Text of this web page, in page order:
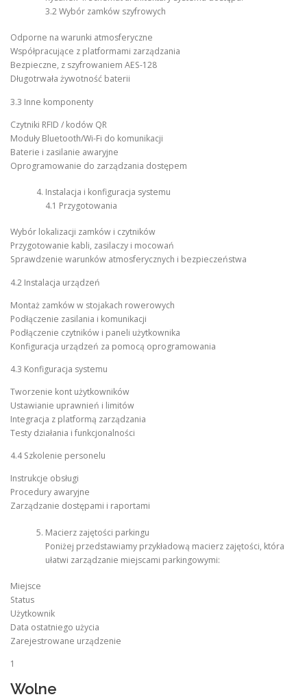
3.2 Wybór zamków szyfrowych
Odporne na warunki atmosferyczne
Współpracujące z platformami zarządzania
Bezpieczne, z szyfrowaniem AES-128
Długotrwała żywotność baterii
3.3 Inne komponenty
Czytniki RFID / kodów QR
Moduły Bluetooth/Wi-Fi do komunikacji
Baterie i zasilanie awaryjne
Oprogramowanie do zarządzania dostępem
Instalacja i konfiguracja systemu
4.1 Przygotowania
Wybór lokalizacji zamków i czytników
Przygotowanie kabli, zasilaczy i mocowań
Sprawdzenie warunków atmosferycznych i bezpieczeństwa
4.2 Instalacja urządzeń
Montaż zamków w stojakach rowerowych
Podłączenie zasilania i komunikacji
Podłączenie czytników i paneli użytkownika
Konfiguracja urządzeń za pomocą oprogramowania
4.3 Konfiguracja systemu
Tworzenie kont użytkowników
Ustawianie uprawnień i limitów
Integracja z platformą zarządzania
Testy działania i funkcjonalności
4.4 Szkolenie personelu
Instrukcje obsługi
Procedury awaryjne
Zarządzanie dostępami i raportami
Macierz zajętości parkingu
Poniżej przedstawiamy przykładową macierz zajętości, która
ułatwi zarządzanie miejscami parkingowymi:
Miejsce
Status
Użytkownik
Data ostatniego użycia
Zarejestrowane urządzenie
1
Wolne